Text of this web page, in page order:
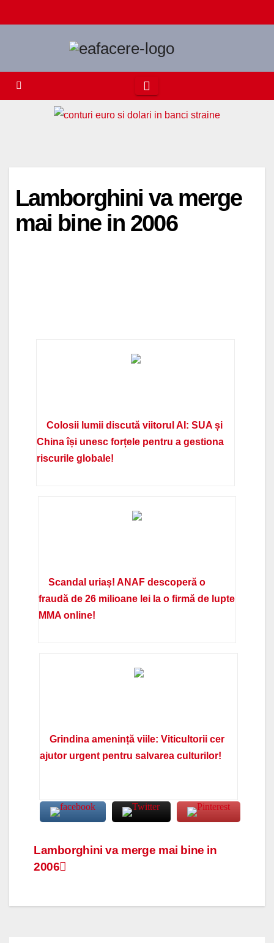
to
Lamborghini va merge
mai bine in 2006
Colosii lumii discută viitorul AI: SUA și
China își unesc forțele pentru a gestiona
riscurile globale!
Scandal uriaș! ANAF descoperă o
fraudă de 26 milioane lei la o firmă de lupte
MMA online!
Grindina amenință viile: Viticultorii cer
ajutor urgent pentru salvarea culturilor!
Navigare
articole
Lamborghini va merge mai bine in
2006